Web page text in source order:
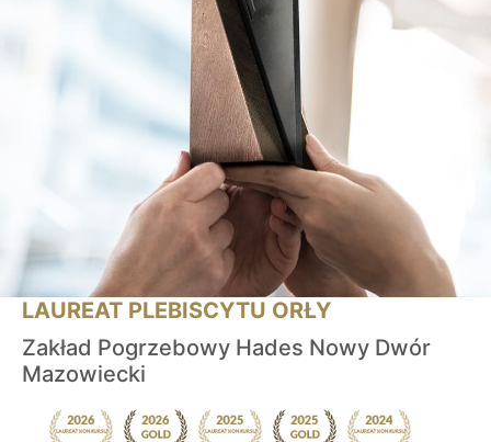
LAUREAT PLEBISCYTU ORŁY
Zakład Pogrzebowy Hades Nowy Dwór
Mazowiecki